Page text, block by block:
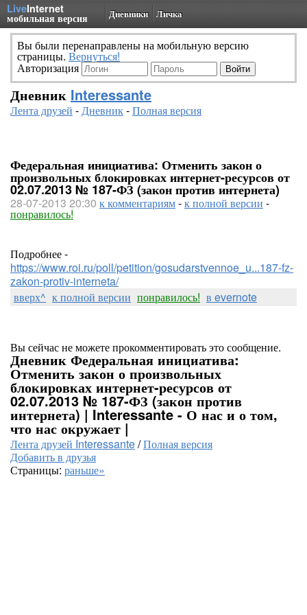
LiveInternet
мобильная версия Дневники Личка
Вы были перенаправлены на мобильную версию
страницы. Вернуться!
Авторизация
Дневник Interessante
Лента друзей -Дневник-Полная версия
Федеральная инициатива: Отменить закон о
произвольных блокировках интернет-ресурсов от
02.07.2013 № 187-ФЗ (закон против интернета)
28-07-2013 20:30 к комментариям-к полной версии -
понравилось!
Подробнее -
https://www.roi.ru/poll/petition/gosudarstvennoe_u...187-fz-
zakon-protiv-interneta/
вверх^ к полной версии понравилось! в evernote
Вы сейчас не можете прокомментировать это сообщение.
Дневник Федеральная инициатива:
Отменить закон о произвольных
блокировках интернет-ресурсов от
02.07.2013 № 187-ФЗ (закон против
интернета) | Interessante - О нас и о том,
что нас окружает |
Лента друзей Interessante/Полная версия
Добавить в друзья
Страницы: раньше»